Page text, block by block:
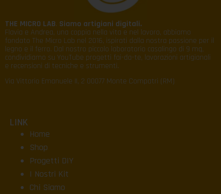
THE MICRO LAB. Siamo artigiani digitali.
Flavia e Andrea, una coppia nella vita e nel lavoro, abbiamo
fondato The Micro Lab nel 2016, ispirati dalla nostra passione per il
legno e il ferro. Dal nostro piccolo laboratorio casalingo di 9 mq,
condividiamo su YouTube progetti fai-da-te, lavorazioni artigianali
e recensioni di tecniche e strumenti.
Via Vittorio Emanuele II, 2 00077 Monte Compatri (RM)
LINK
Home
Shop
Progetti DIY
I Nostri Kit
Chi Siamo